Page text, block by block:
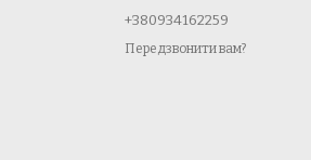
+380934162259
Передзвонити вам?